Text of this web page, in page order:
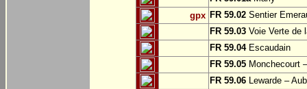
gpx FR 59.02 Sentier
FR 59.03 Voie Verte de
FR 59.04Escaudain
FR 59.05 Monchecourt
FR 59.06 Lewarde –